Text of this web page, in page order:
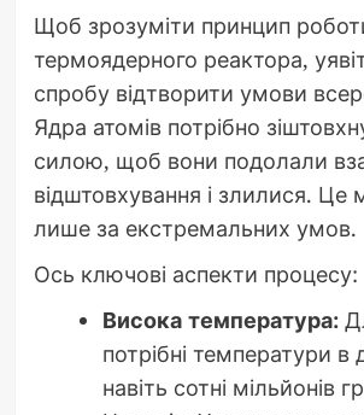
Щоб зрозуміти принцип
термоядерного реактора,
спробу відтворити умови
Ядра атомів потрібно
силою, щоб вони подолали
відштовхування і злилися.
лише за екстремальних умов.
Ось ключові аспекти процесу:
Висока температура:
потрібні температури в
навіть сотні мільйонів